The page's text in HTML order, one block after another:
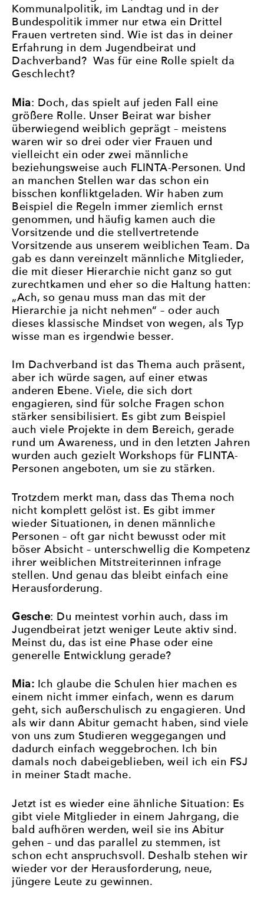
Kommunalpolitik, im Landtag und in der
Bundespolitik immer nur etwa ein Drittel
Frauen vertreten sind. Wie ist das in deiner
Erfahrung in dem Jugendbeirat und
Dachverband? Was für eine Rolle spielt da
Geschlecht?
Mia: Doch, das spielt auf jeden Fall eine
größere Rolle. Unser Beirat war bisher
überwiegend weiblich geprägt – meistens
waren wir so drei oder vier Frauen und
vielleicht ein oder zwei männliche
beziehungsweise auch FLINTA-Personen. Und
an manchen Stellen war das schon ein
bisschen konfliktgeladen. Wir haben zum
Beispiel die Regeln immer ziemlich ernst
genommen, und häufig kamen auch die
Vorsitzende und die stellvertretende
Vorsitzende aus unserem weiblichen Team. Da
gab es dann vereinzelt männliche Mitglieder,
die mit dieser Hierarchie nicht ganz so gut
zurechtkamen und eher so die Haltung hatten:
„Ach, so genau muss man das mit der
Hierarchie ja nicht nehmen“ – oder auch
dieses klassische Mindset von wegen, als Typ
wisse man es irgendwie besser.
Im Dachverband ist das Thema auch präsent,
aber ich würde sagen, auf einer etwas
anderen Ebene. Viele, die sich dort
engagieren, sind für solche Fragen schon
stärker sensibilisiert. Es gibt zum Beispiel
auch viele Projekte in dem Bereich, gerade
rund um Awareness, und in den letzten Jahren
wurden auch gezielt Workshops für FLINTA-
Personen angeboten, um sie zu stärken.
Trotzdem merkt man, dass das Thema noch
nicht komplett gelöst ist. Es gibt immer
wieder Situationen, in denen männliche
Personen – oft gar nicht bewusst oder mit
böser Absicht – unterschwellig die Kompetenz
ihrer weiblichen Mitstreiterinnen infrage
stellen. Und genau das bleibt einfach eine
Herausforderung.
Gesche: Du meintest vorhin auch, dass im
Jugendbeirat jetzt weniger Leute aktiv sind.
Meinst du, das ist eine Phase oder eine
generelle Entwicklung gerade?
Mia: Ich glaube die Schulen hier machen es
einem nicht immer einfach, wenn es darum
geht, sich außerschulisch zu engagieren. Und
als wir dann Abitur gemacht haben, sind viele
von uns zum Studieren weggegangen und
dadurch einfach weggebrochen. Ich bin
damals noch dabeigeblieben, weil ich ein FSJ
in meiner Stadt mache.
Jetzt ist es wieder eine ähnliche Situation: Es
gibt viele Mitglieder in einem Jahrgang, die
bald aufhören werden, weil sie ins Abitur
gehen – und das parallel zu stemmen, ist
schon echt anspruchsvoll. Deshalb stehen wir
wieder vor der Herausforderung, neue,
jüngere Leute zu gewinnen.